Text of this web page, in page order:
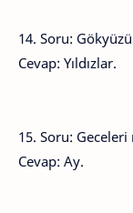
14. Soru:
Cevap: Yıldızlar.
15. Soru: Geceleri
Cevap: Ay.